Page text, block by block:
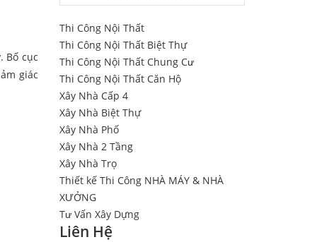
Bố cục
giác
Thi Công Nội Thất
Thi Công Nội Thất Biệt Thự
Thi Công Nội Thất Chung Cư
Thi Công Nội Thất Căn Hộ
Xây Nhà Cấp 4
Xây Nhà Biệt Thự
Xây Nhà Phố
Xây Nhà 2 Tầng
Xây Nhà Trọ
Thiết kế Thi Công NHÀ MÁY & NHÀ
XƯỞNG
Tư Vấn Xây Dựng
Liên Hệ